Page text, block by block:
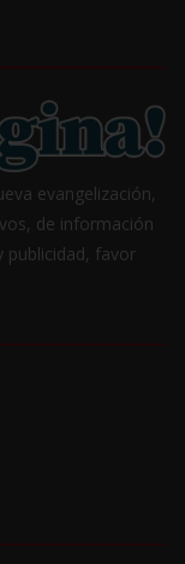
evangelización,
de información
publicidad, favor